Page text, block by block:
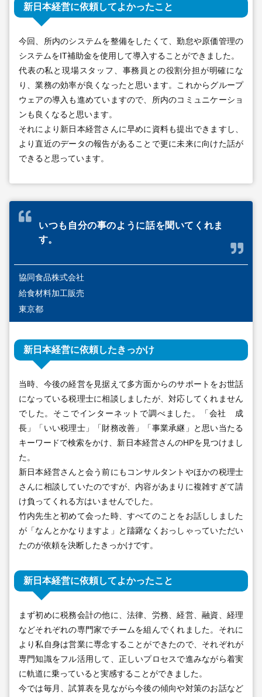
新日本経営に依頼してよかったこと
今回、所内のシステムを整備をしたくて、勤怠や原価管理の
システムをIT補助金を使用して導入することができました。
代表の私と現場スタッフ、事務員との役割分担が明確にな
り、業務の効率が良くなったと思います。これからグループ
ウェアの導入も進めていますので、所内のコミュニケーショ
ンも良くなると思います。
それにより新日本経営さんに早めに資料も提出できますし、
より直近のデータの報告があることで更に未来に向けた話が
できると思っています。
いつも自分の事のように話を聞いてくれま
す。
協同食品株式会社
給食材料加工販売
東京都
新日本経営に依頼したきっかけ
当時、今後の経営を見据えて多方面からのサポートをお世話
になっている税理士に相談しましたが、対応してくれません
でした。そこでインターネットで調べました。「会社 成
長」「いい税理士」「財務改善」「事業承継」と思い当たる
キーワードで検索をかけ、新日本経営さんのHPを見つけまし
た。
新日本経営さんと会う前にもコンサルタントやほかの税理士
さんに相談していたのですが、内容があまりに複雑すぎて請
け負ってくれる方はいませんでした。
竹内先生と初めて会った時、すべてのことをお話ししました
が「なんとかなりますよ」と躊躇なくおっしゃっていただい
たのが依頼を決断したきっかけです。
新日本経営に依頼してよかったこと
まず初めに税務会計の他に、法律、労務、経営、融資、経理
などそれぞれの専門家でチームを組んでくれました。それに
より私自身は営業に専念することができたので、それぞれが
専門知識をフル活用して、正しいプロセスで進みながら着実
に軌道に乗っていると実感することができました。
今では毎月、試算表を見ながら今後の傾向や対策のお話など